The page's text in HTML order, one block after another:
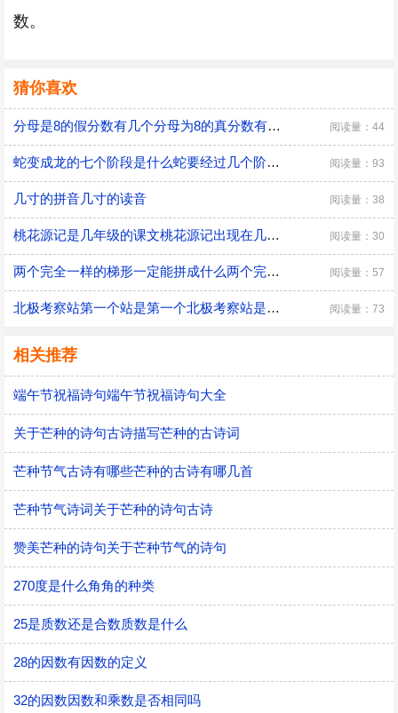
数。
猜你喜欢
分母是8的假分数有几个分母为8的真分数有哪些 阅读量：44
蛇变成龙的七个阶段是什么蛇要经过几个阶段变成龙 阅读量：93
几寸的拼音几寸的读音 阅读量：38
桃花源记是几年级的课文桃花源记出现在几年级 阅读量：30
两个完全一样的梯形一定能拼成什么两个完全一样的梯形一定能拼成什么形 阅读量：57
北极考察站第一个站是第一个北极考察站是什么站 阅读量：73
相关推荐
端午节祝福诗句端午节祝福诗句大全
关于芒种的诗句古诗描写芒种的古诗词
芒种节气古诗有哪些芒种的古诗有哪几首
芒种节气诗词关于芒种的诗句古诗
赞美芒种的诗句关于芒种节气的诗句
270度是什么角角的种类
25是质数还是合数质数是什么
28的因数有因数的定义
32的因数因数和乘数是否相同吗